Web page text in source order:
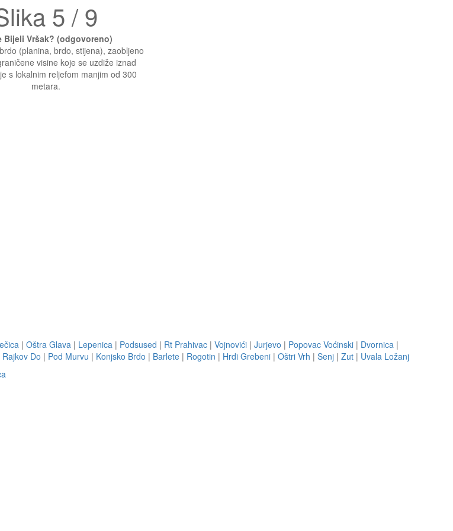
5 / 9
Bijeli Vršak? (odgovoreno)
(planina, brdo, stijena), zaobljeno
visine koje se uzdiže iznad
s lokalnim reljefom manjim od 300
metara.
| Oštra Glava | Lepenica | Podsused | Rt Prahivac | Vojnovići | Jurjevo | Popovac Voćinski | Dvornica |
Rajkov Do | Pod Murvu | Konjsko Brdo | Barlete | Rogotin | Hrdi Grebeni | Oštri Vrh | Senj | Zut | Uvala Ložanj